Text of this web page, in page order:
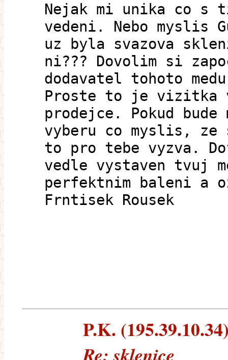
Nejak mi unika co s
vedeni. Nebo myslis
uz byla svazova
ni??? Dovolim si
dodavatel tohoto
Proste to je vizitka
prodejce. Pokud bude
vyberu co myslis,
to pro tebe vyzva.
vedle vystaven tvuj
perfektnim baleni a
Frntisek Rousek
P.K.